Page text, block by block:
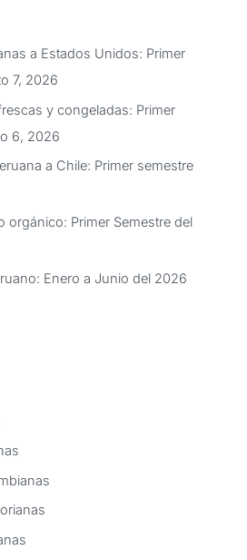
a Estados Unidos: Primer
7, 2026
y congeladas: Primer
6, 2026
a Chile: Primer semestre
orgánico: Primer Semestre del
Enero a Junio del 2026